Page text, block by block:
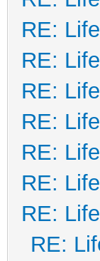
RE:
RE:
RE:
RE:
RE:
RE:
RE:
RE: